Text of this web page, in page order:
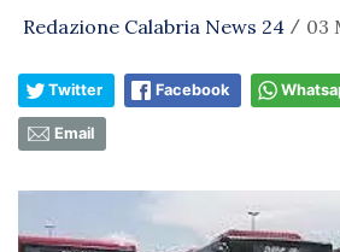
Redazione Calabria News 24 / 03
Twitter Facebook
Email